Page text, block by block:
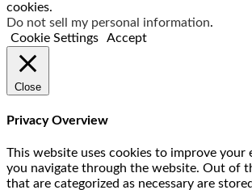
cookies.
Do not sell my personal information.
Cookie Settings
Accept
Close
Privacy Overview
This website uses cookies to improve your
you navigate through the website. Out of
that are categorized as necessary are